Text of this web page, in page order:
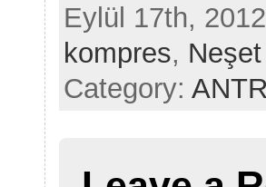
Eylül 17th,
kompres,
Category: